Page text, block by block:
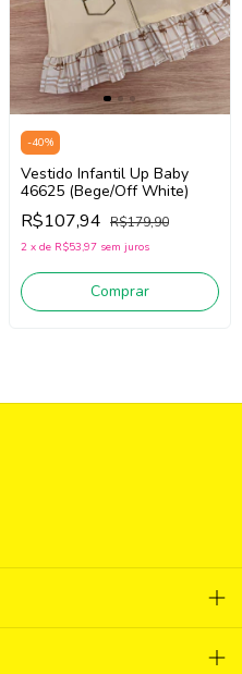
-40%
Vestido Infantil Up Baby
46625 (Bege/Off White)
R$107,94 R$179,90
2 x de R$53,97 sem juros
Comprar